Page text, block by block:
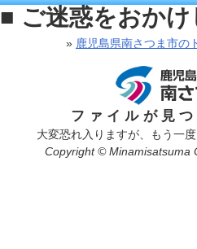
■ ご迷惑をおか
» 鹿児島県南さつま市の
ファイルが見
大変恐れ入りますが、もう一
Copyright © Minamisatsuma